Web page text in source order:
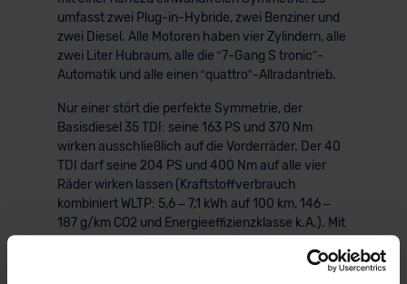
umfasst zwei Plug-in-Hybride, zwei Benziner und
zwei Diesel. Alle Motoren haben vier Zylindern, alle
zwei Liter Hubraum, alle die “7-Gang S tronic”-
Automatik und alle einen “quattro”-Allradantrieb.
Nur einer stört die perfekte Symmetrie, der
Basisdiesel 35 TDI: seine 163 PS und 370 Nm
wirken ausschließlich auf die Vorderräder. Der 40
TDI darf seine 204 PS und 400 Nm auf alle vier
Räder wirken lassen (Kraftstoffverbrauch
kombiniert WLTP: 5,6 – 7,1 kWh auf 100 km, 146 –
187 g/km CO2 und Energieeffizienzklasse k.A.). Mit